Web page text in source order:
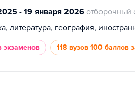
- 19 января 2026 отборочный
литература, география,
экзаменов 118 вузов 100 баллов